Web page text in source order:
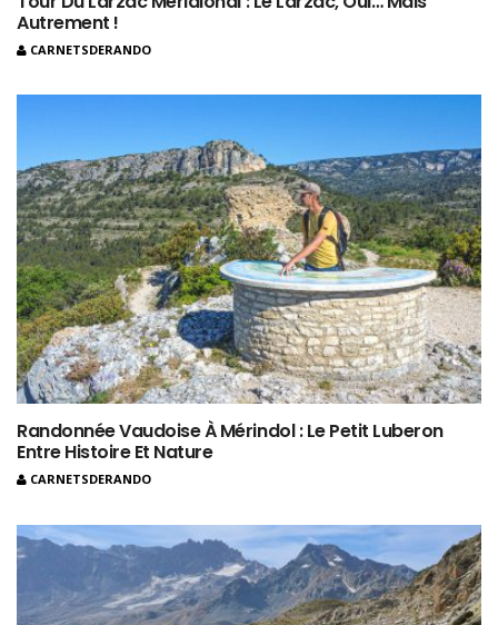
Autrement !
CARNETSDERANDO
Randonnée Vaudoise À Mérindol : Le Petit Luberon
Entre Histoire Et Nature
CARNETSDERANDO